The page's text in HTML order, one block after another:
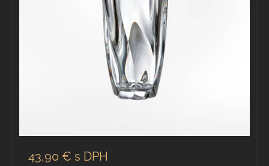
43,90 € s DPH